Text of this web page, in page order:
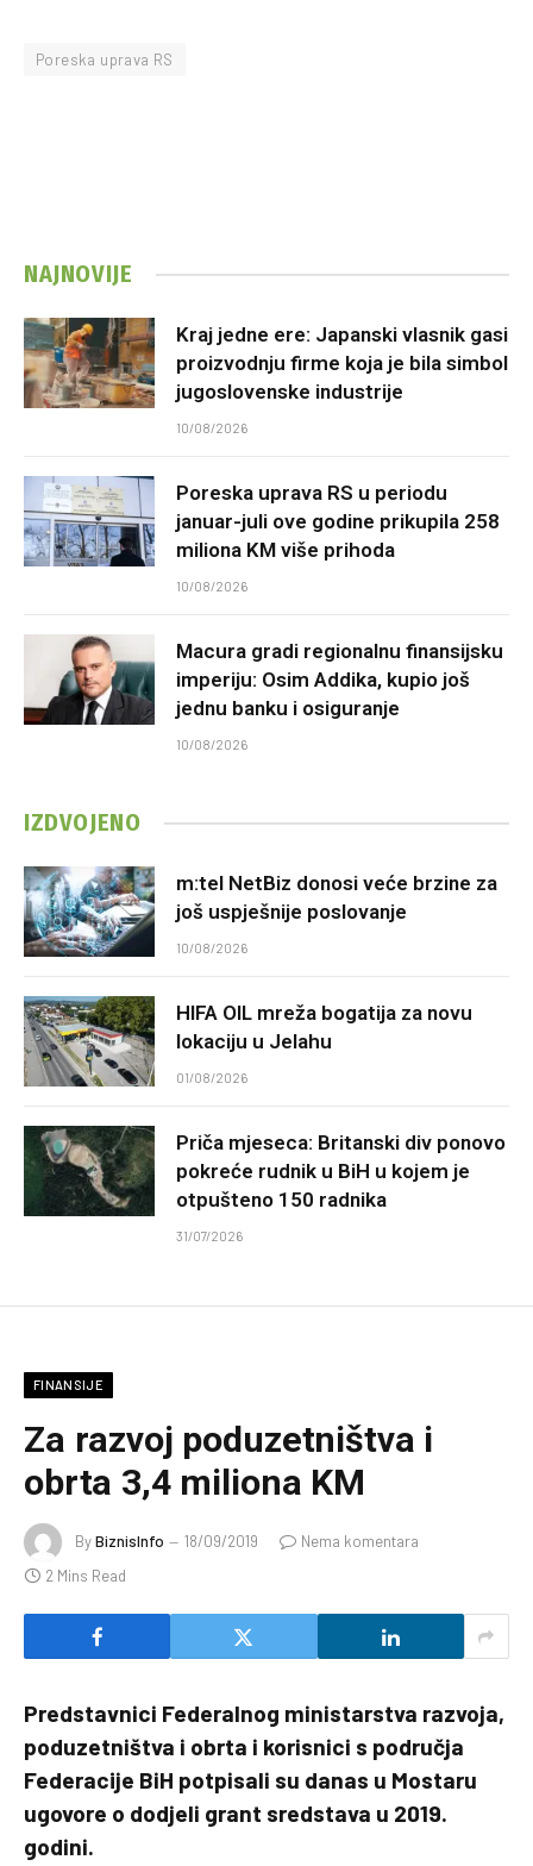
Poreska uprava RS
NAJNOVIJE
Kraj jedne ere: Japanski vlasnik gasi
proizvodnju firme koja je bila simbol
jugoslovenske industrije
10/08/2026
Poreska uprava RS u periodu
januar-juli ove godine prikupila 258
miliona KM više prihoda
10/08/2026
Macura gradi regionalnu finansijsku
imperiju: Osim Addika, kupio još
jednu banku i osiguranje
10/08/2026
IZDVOJENO
m:tel NetBiz donosi veće brzine za
još uspješnije poslovanje
10/08/2026
HIFA OIL mreža bogatija za novu
lokaciju u Jelahu
01/08/2026
Priča mjeseca: Britanski div ponovo
pokreće rudnik u BiH u kojem je
otpušteno 150 radnika
31/07/2026
FINANSIJE
Za razvoj poduzetništva i
obrta 3,4 miliona KM
ByBiznisInfo 18/09/2019
Nema komentara
2 Mins Read
Predstavnici Federalnog ministarstva razvoja,
poduzetništva i obrta i korisnici s područja
Federacije BiH potpisali su danas u Mostaru
ugovore o dodjeli grant sredstava u 2019.
godini.